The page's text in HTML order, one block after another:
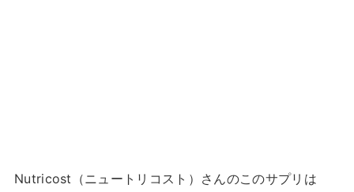
Nutricost（ニュートリコスト）さんのこのサプリは